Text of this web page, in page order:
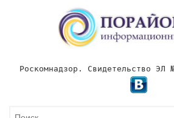
Роскомнадзор. Свидетельство